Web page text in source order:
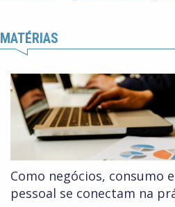
MATÉRIAS
Como negócios, consumo
pessoal se conectam na